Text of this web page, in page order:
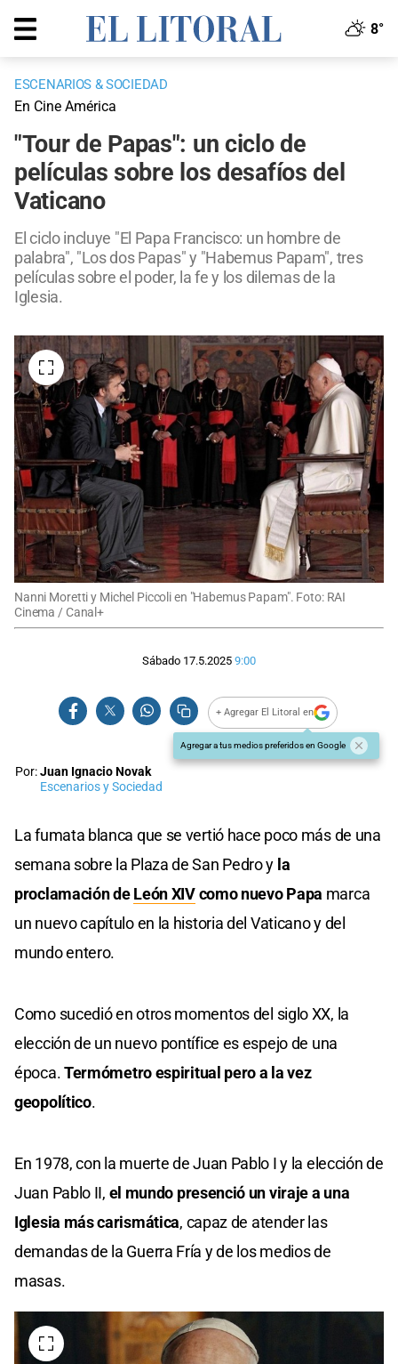
8°
ESCENARIOS & SOCIEDAD
En Cine América
"Tour de Papas": un ciclo de
películas sobre los desafíos del
Vaticano
El ciclo incluye "El Papa Francisco: un hombre de
palabra", "Los dos Papas" y "Habemus Papam", tres
películas sobre el poder, la fe y los dilemas de la
Iglesia.
Nanni Moretti y Michel Piccoli en "Habemus Papam". Foto: RAI
Cinema / Canal+
Sábado 17.5.2025 9:00
+ Agregar El Litoral en
Agregar a tus medios preferidos en Google
Por:Juan Ignacio Novak
Escenarios y Sociedad
La fumata blanca que se vertió hace poco más de una
semana sobre la Plaza de San Pedro y la
proclamación deLeón XIVcomo nuevo Papa marca
un nuevo capítulo en la historia del Vaticano y del
mundo entero.
Como sucedió en otros momentos del siglo XX, la
elección de un nuevo pontífice es espejo de una
época.Termómetro espiritual pero a la vez
geopolítico.
En 1978, con la muerte de Juan Pablo I y la elección de
Juan Pablo II, el mundo presenció un viraje a una
Iglesia más carismática, capaz de atender las
demandas de la Guerra Fría y de los medios de
masas.